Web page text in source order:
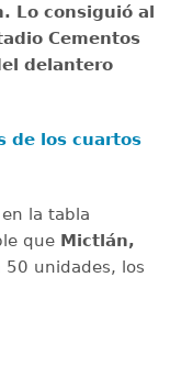
Lo consiguió al
Cementos
delantero
de los cuartos
la tabla
que Mictlán,
unidades, los